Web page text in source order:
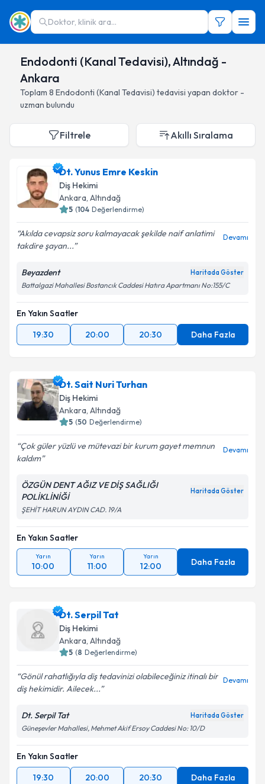
Doktor, klinik ara...
Endodonti (Kanal Tedavisi), Altındağ -
Ankara
Toplam 8 Endodonti (Kanal Tedavisi) tedavisi yapan doktor -
uzman bulundu
Filtrele Akıllı Sıralama
Dt. Yunus Emre Keskin
Diş Hekimi
Ankara, Altındağ
5 (104 Değerlendirme)
Akılda cevapsiz soru kalmayacak şekilde naif anlatimi
takdire şayan...
Devamı
Beyazdent Haritada Göster
Battalgazi Mahallesi Bostancık Caddesi Hatıra Apartmanı No:155/C
En Yakın Saatler
19:30
20:00 20:30 Daha Fazla
Dt. Sait Nuri Turhan
Diş Hekimi
Ankara, Altındağ
5 (50 Değerlendirme)
Çok güler yüzlü ve mütevazi bir kurum gayet memnun
kaldım
Devamı
ÖZGÜN DENT AĞIZ VE DİŞ SAĞLIĞI
POLİKLİNİĞİ
Haritada Göster
ŞEHİT HARUN AYDIN CAD. 19/A
En Yakın Saatler
Yarın
10:00
Yarın
11:00
Yarın
12:00 Daha Fazla
Dt. Serpil Tat
Diş Hekimi
Ankara, Altındağ
5 (8 Değerlendirme)
Gönül rahatlığıyla diş tedavinizi olabileceğiniz itinalı bir
diş hekimidir. Ailecek...
Devamı
Dt. Serpil Tat Haritada Göster
Güneşevler Mahallesi, Mehmet Akif Ersoy Caddesi No: 10/D
En Yakın Saatler
19:30
20:00 20:30 Daha Fazla